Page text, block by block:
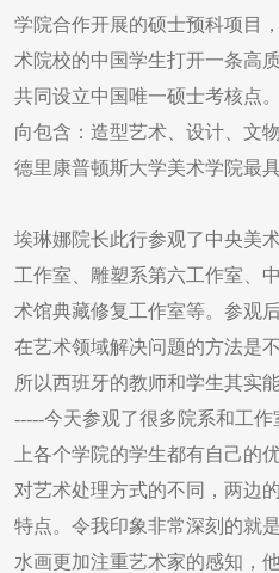
学院合作开展的硕士预科项目
术院校的中国学生打开一条高
共同设立中国唯一硕士考核点
向包含：造型艺术、设计、文
德里康普顿斯大学美术学院最
埃琳娜院长此行参观了中央美
工作室、雕塑系第六工作室、
术馆典藏修复工作室等。参观
在艺术领域解决问题的方法是
所以西班牙的教师和学生其实
-----今天参观了很多院系和工
上各个学院的学生都有自己的
对艺术处理方式的不同，两边
特点。令我印象非常深刻的就
水画更加注重艺术家的感知，